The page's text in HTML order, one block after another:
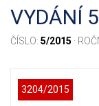
VYDÁNÍ
ČÍSLO: 5/2015 ·
3204/2015